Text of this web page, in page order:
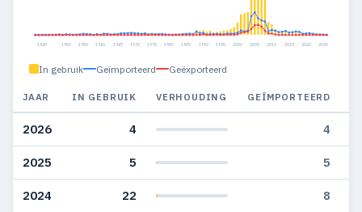
1940 1950 1955 1960 1965 1970 1975 1980 1985 1990 1995 2000 2005 2010 2015 2020 2025
In gebruik Geïmporteerd Geëxporteerd
JAAR IN GEBRUIK VERHOUDING GEÏMPORTEERD
2026 4 4
2025 5 5
2024 22 8